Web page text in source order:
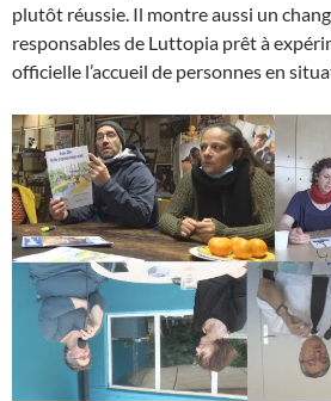
plutôt réussie. Il montre aussi un
responsables de Luttopia prêt à
officielle l’accueil de personnes en